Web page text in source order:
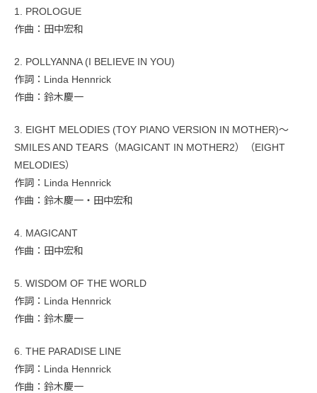
1. PROLOGUE
作曲：田中宏和
2. POLLYANNA (I BELIEVE IN YOU)
作詞：Linda Hennrick
作曲：鈴木慶一
3. EIGHT MELODIES (TOY PIANO VERSION IN MOTHER)〜
SMILES AND TEARS（MAGICANT IN MOTHER2）（EIGHT
MELODIES）
作詞：Linda Hennrick
作曲：鈴木慶一・田中宏和
4. MAGICANT
作曲：田中宏和
5. WISDOM OF THE WORLD
作詞：Linda Hennrick
作曲：鈴木慶一
6. THE PARADISE LINE
作詞：Linda Hennrick
作曲：鈴木慶一